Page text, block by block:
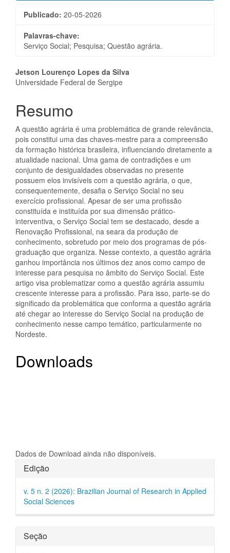
Publicado: 20-05-2026
Palavras-chave:
Serviço Social; Pesquisa; Questão agrária.
Conteúdo
do
artigo
principal
Jetson Lourenço Lopes da Silva
Universidade Federal de Sergipe
Resumo
A questão agrária é uma problemática de grande relevância,
pois constitui uma das chaves-mestre para a compreensão
da formação histórica brasileira, influenciando diretamente a
atualidade nacional. Uma gama de contradições e um
conjunto de desigualdades observadas no presente
possuem elos invisíveis com a questão agrária, o que,
consequentemente, desafia o Serviço Social no seu
exercício profissional. Apesar de ser uma profissão
constituída e instituída por sua dimensão prático-
interventiva, o Serviço Social tem se destacado, desde a
Renovação Profissional, na seara da produção de
conhecimento, sobretudo por meio dos programas de pós-
graduação que organiza. Nesse contexto, a questão agrária
ganhou importância nos últimos dez anos como campo de
interesse para pesquisa no âmbito do Serviço Social. Este
artigo visa problematizar como a questão agrária assumiu
crescente interesse para a profissão. Para isso, parte-se do
significado da problemática que conforma a questão agrária
até chegar ao interesse do Serviço Social na produção de
conhecimento nesse campo temático, particularmente no
Nordeste.
Downloads
Dados de Download ainda não disponíveis.
Detalhes
do
artigo
Edição
v. 5 n. 2 (2026): Brazilian Journal of Research in Applied
Social Sciences
Seção